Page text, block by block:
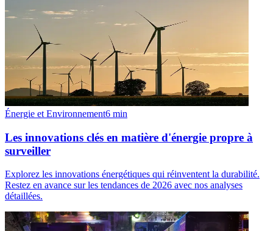
Énergie et Environnement6 min
Les innovations clés en matière d'énergie propre à
surveiller
Explorez les innovations énergétiques qui réinventent la durabilité.
Restez en avance sur les tendances de 2026 avec nos analyses
détaillées.